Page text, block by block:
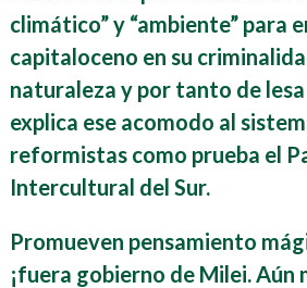
climático” y “ambiente” para
capitaloceno en su
naturaleza y por tanto de lesa
explica ese acomodo al
reformistas como prueba el
Intercultural del Sur.
Promueven pensamiento
¡fuera gobierno de Milei. Aún